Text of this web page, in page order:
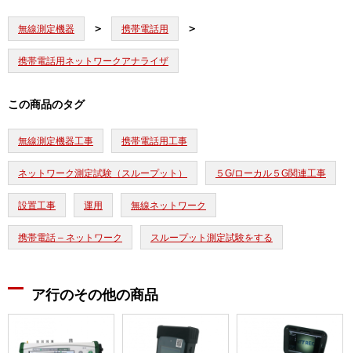
無線測定機器 携帯電話用
携帯電話用ネットワークアナライザ
この商品のタグ
無線測定機器工事 携帯電話用工事
ネットワーク測定試験（スループット） ５G/ローカル５G関連工事
設置工事 運用 無線ネットワーク
携帯電話 – ネットワーク スループット測定試験をする
ア行のその他の商品